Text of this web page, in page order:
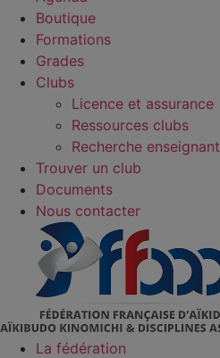
Boutique
Formations
Grades
Clubs
Licence et assurance
Ressources clubs
Recherche enseignant
Trouver un club
Documents
Nous contacter
La fédération